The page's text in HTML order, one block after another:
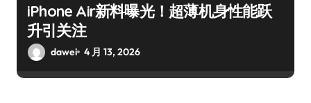
iPhone Air新料曝光！超薄机身性能跃
升引关注
dawei 4 月 13, 2026